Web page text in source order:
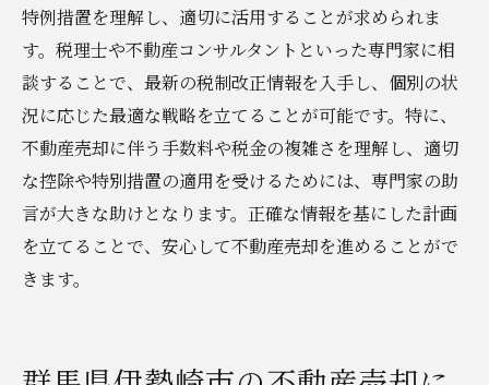
特例措置を理解し、適切に活用することが求められま
す。税理士や不動産コンサルタントといった専門家に相
談することで、最新の税制改正情報を入手し、個別の状
況に応じた最適な戦略を立てることが可能です。特に、
不動産売却に伴う手数料や税金の複雑さを理解し、適切
な控除や特別措置の適用を受けるためには、専門家の助
言が大きな助けとなります。正確な情報を基にした計画
を立てることで、安心して不動産売却を進めることがで
きます。